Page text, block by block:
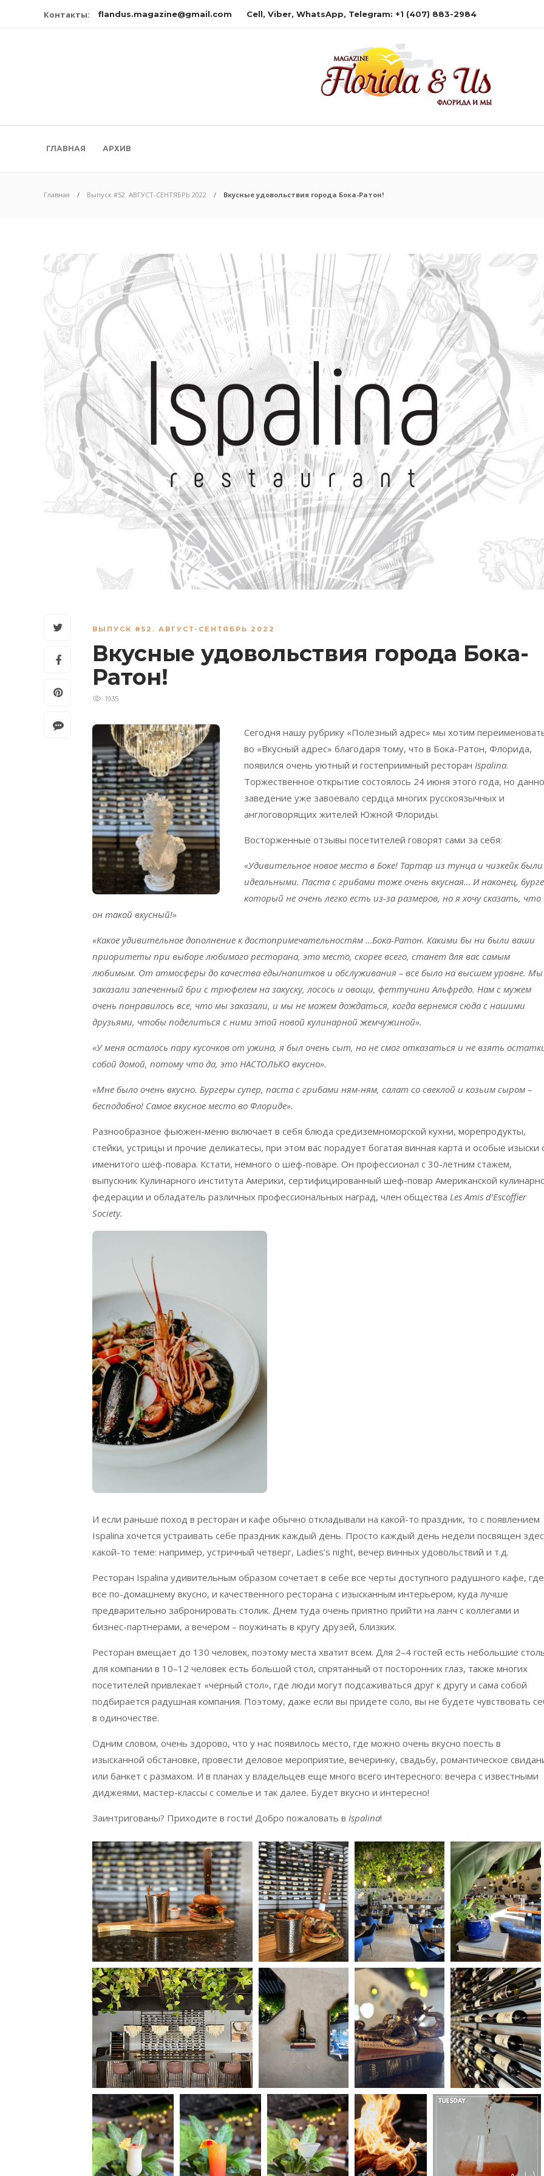
Контакты: flandus.magazine@gmail.com Cell, Viber, WhatsApp, Telegram: +1 (407) 883-2984
ГЛАВНАЯ АРХИВ
Главная Выпуск #52. АВГУСТ-СЕНТЯБРЬ 2022 Вкусные удовольствия города Бока-Ратон!
ВЫПУСК #52. АВГУСТ-СЕНТЯБРЬ 2022
Вкусные удовольствия города Бока-
Ратон!
1935
Сегодня нашу рубрику «Полезный адрес» мы хотим
во «Вкусный адрес» благодаря тому, что в Бока-Ратон, Флорида,
появился очень уютный и гостеприимный ресторан Ispalina.
Торжественное открытие состоялось 24 июня этого года, но
заведение уже завоевало сердца многих русскоязычных и
англоговорящих жителей Южной Флориды.
Восторженные отзывы посетителей говорят сами за себя:
«Удивительное новое место в Боке! Тартар из тунца и чизкейк были
идеальными. Паста с грибами тоже очень вкусная… И наконец,
который не очень легко есть из-за размеров, но я хочу сказать, что
он такой вкусный!»
«Какое удивительное дополнение к достопримечательностям …Бока-Ратон. Какими бы ни были ваши
приоритеты при выборе любимого ресторана, это место, скорее всего, станет для вас самым
любимым. От атмосферы до качества еды/напитков и обслуживания – все было на высшем уровне. Мы
заказали запеченный бри с трюфелем на закуску, лосось и овощи, феттучини Альфредо. Нам с мужем
очень понравилось все, что мы заказали, и мы не можем дождаться, когда вернемся сюда с нашими
друзьями, чтобы поделиться с ними этой новой кулинарной жемчужиной».
«У меня осталось пару кусочков от ужина, я был очень сыт, но не смог отказаться и не взять
собой домой, потому что да, это НАСТОЛЬКО вкусно».
«Мне было очень вкусно. Бургеры супер, паста с грибами ням-ням, салат со свеклой и козьим сыром –
бесподобно! Самое вкусное место во Флориде».
Разнообразное фьюжен-меню включает в себя блюда средиземноморской кухни, морепродукты,
стейки, устрицы и прочие деликатесы, при этом вас порадует богатая винная карта и особые изыски
именитого шеф-повара. Кстати, немного о шеф-поваре. Он профессионал с 30-летним стажем,
выпускник Кулинарного института Америки, сертифицированный шеф-повар Американской
федерации и обладатель различных профессиональных наград, член общества Les Amis d’Escoffier
Society.
И если раньше поход в ресторан и кафе обычно откладывали на какой-то праздник, то с появлением
Ispalina хочется устраивать себе праздник каждый день. Просто каждый день недели посвящен
какой-то теме: например, устричный четверг, Ladies’s night, вечер винных удовольствий и т.д.
Ресторан Ispalina удивительным образом сочетает в себе все черты доступного радушного кафе, где
все по-домашнему вкусно, и качественного ресторана с изысканным интерьером, куда лучше
предварительно забронировать столик. Днем туда очень приятно прийти на ланч с коллегами и
бизнес-партнерами, а вечером – поужинать в кругу друзей, близких.
Ресторан вмещает до 130 человек, поэтому места хватит всем. Для 2–4 гостей есть небольшие
для компании в 10–12 человек есть большой стол, спрятанный от посторонних глаз, также многих
посетителей привлекает «черный стол», где люди могут подсаживаться друг к другу и сама собой
подбирается радушная компания. Поэтому, даже если вы придете соло, вы не будете чувствовать
в одиночестве.
Одним словом, очень здорово, что у нас появилось место, где можно очень вкусно поесть в
изысканной обстановке, провести деловое мероприятие, вечеринку, свадьбу, романтическое
или банкет с размахом. И в планах у владельцев еще много всего интересного: вечера с известными
диджеями, мастер-классы с сомелье и так далее. Будет вкусно и интересно!
Заинтригованы? Приходите в гости! Добро пожаловать в Ispalina!